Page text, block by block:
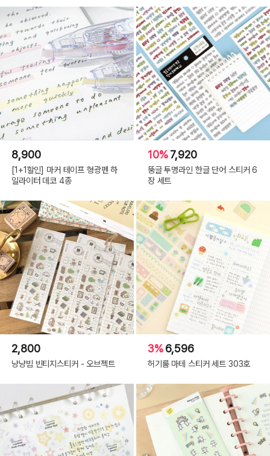
8,900
[1+1할인] 마커 테이프 형광펜 하
일라이터 데코 4종
10%7,920
뚱글 투명라인 한글 단어 스티커 6
장 세트
2,800
냥냥빔 빈티지스티커 - 오브젝트
3%6,596
허기룸 마테 스티커 세트 303호